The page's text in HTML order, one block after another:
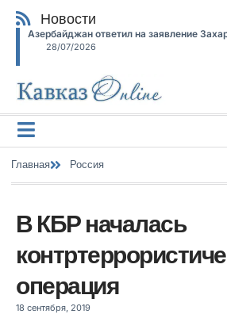
Новости
Азербайджан ответил на заявление
28/07/2026
Главная Россия
В КБР началась
операция
18 сентября, 2019